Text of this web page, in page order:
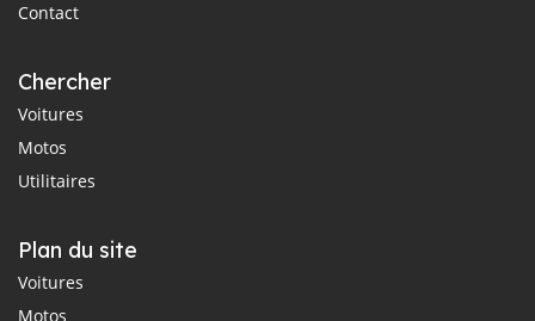
Contact
Chercher
Voitures
Motos
Utilitaires
Plan du site
Voitures
Motos